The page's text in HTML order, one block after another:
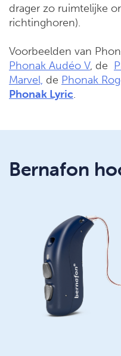
drager zo ruimtelijke
richtinghoren).
Voorbeelden van
Phonak Audéo V, de
Marvel, de Phonak
Phonak Lyric.
Bernafon